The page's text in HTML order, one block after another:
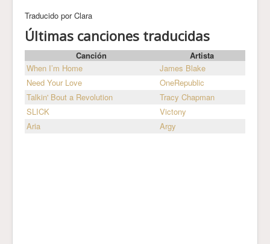
Traducido por Clara
Últimas canciones traducidas
Canción
Artista
When I’m Home
James Blake
Need Your Love
OneRepublic
Talkin' Bout a Revolution
Tracy Chapman
SLICK
Victony
Aria
Argy